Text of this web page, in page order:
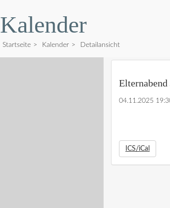
Kalender
Startseite > Kalender > Detailansicht
Elternabend
04.11.2025
ICS/iCal